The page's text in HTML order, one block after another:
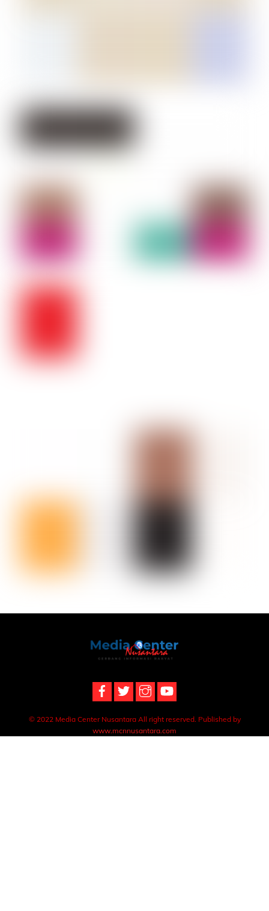
Back
To
© 2022 Media Center Nusantara All right reserved. Published by
www.mcnnusantara.com